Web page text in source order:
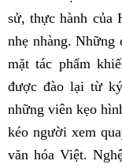
sử, thực hành của
nhẹ nhàng. Những
mặt tác phẩm
được đào lại từ
những viên kẹo
kéo người xem
văn hóa Việt.